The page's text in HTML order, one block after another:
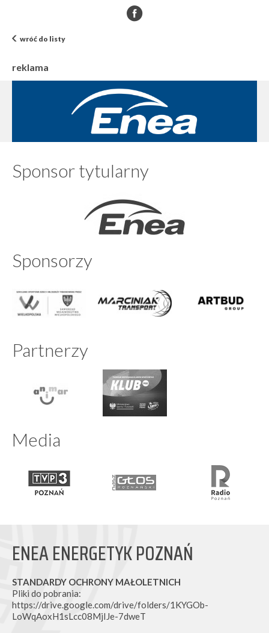
wróć do listy
reklama
Sponsor tytularny
Sponsorzy
Partnerzy
Media
ENEA ENERGETYK POZNAŃ
STANDARDY OCHRONY MAŁOLETNICH
Pliki do pobrania:
https://drive.google.com/drive/folders/1KYGOb-
LoWqAoxH1sLcc08MjIJe-7dweT